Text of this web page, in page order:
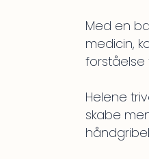
Med en
medicin,
forståelse
Helene
skabe